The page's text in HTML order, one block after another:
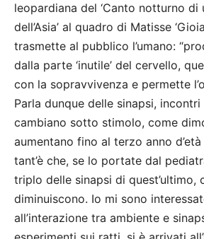
leopardiana del ‘Canto notturno
dell’Asia’ al quadro di Matisse
trasmette al pubblico l’umano:
dalla parte ‘inutile’ del cervello,
con la sopravvivenza e permette
Parla dunque delle sinapsi,
cambiano sotto stimolo, come
aumentano fino al terzo anno
tant’è che, se lo portate dal
triplo delle sinapsi di quest’ultimo,
diminuiscono. Io mi sono
all’interazione tra ambiente e